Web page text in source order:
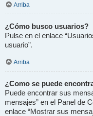
Arriba
¿Cómo busco usuarios?
Pulse en el enlace
usuario”.
Arriba
¿Como se puede
Puede encontrar sus
mensajes” en el Panel de
enlace “Mostrar sus